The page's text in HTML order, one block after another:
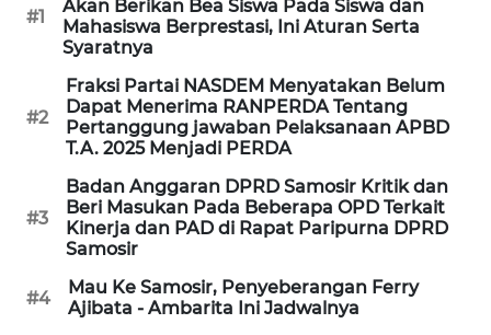
#1
Akan Berikan Bea Siswa Pada Siswa dan
Mahasiswa Berprestasi, Ini Aturan Serta
Syaratnya
#2
Fraksi Partai NASDEM Menyatakan Belum
Dapat Menerima RANPERDA Tentang
Pertanggung jawaban Pelaksanaan APBD
T.A. 2025 Menjadi PERDA
#3
Badan Anggaran DPRD Samosir Kritik dan
Beri Masukan Pada Beberapa OPD Terkait
Kinerja dan PAD di Rapat Paripurna DPRD
Samosir
#4
Mau Ke Samosir, Penyeberangan Ferry
Ajibata - Ambarita Ini Jadwalnya
ANUGERAH
NEWS
AKHLAK
ID
PERAPKI
NEWS
SONYA
ASA
NEWS